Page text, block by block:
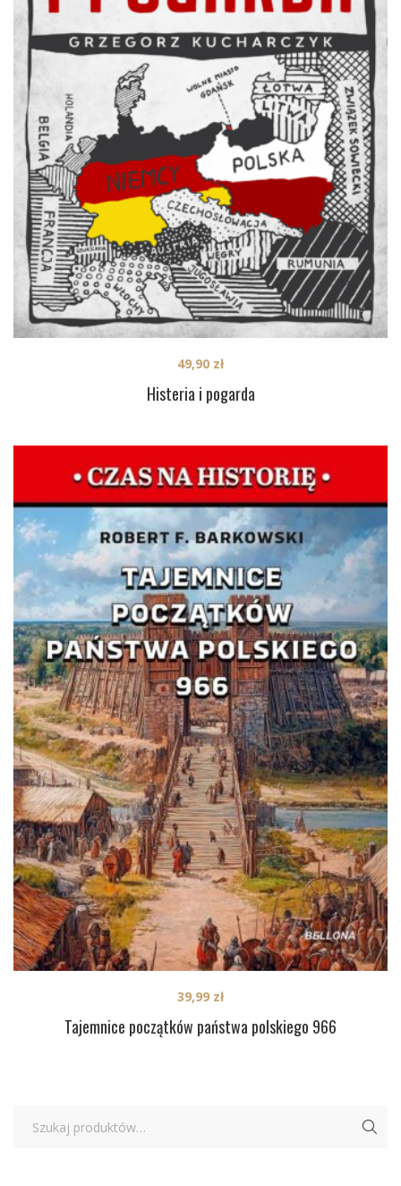
Histeria i pogarda
49,90 zł
Tajemnice początków państwa polskiego 966
39,99 zł